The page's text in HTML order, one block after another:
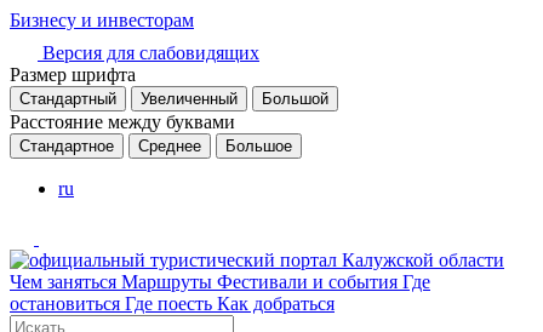
Бизнесу и инвесторам
Версия для слабовидящих
Размер шрифта
Стандартный Увеличенный Большой
Расстояние между буквами
Стандартное Среднее Большое
ru
Чем заняться Маршруты Фестивали и события Где
остановиться Где поесть Как добраться